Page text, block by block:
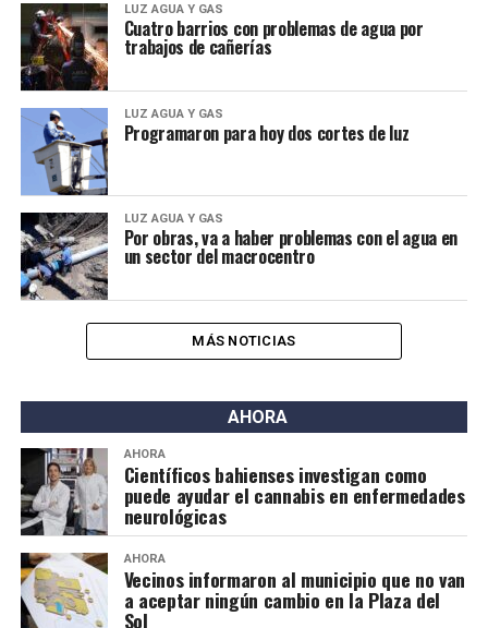
LUZ AGUA Y GAS
Cuatro barrios con problemas de agua por
trabajos de cañerías
LUZ AGUA Y GAS
Programaron para hoy dos cortes de luz
LUZ AGUA Y GAS
Por obras, va a haber problemas con el agua en
un sector del macrocentro
MÁS NOTICIAS
AHORA
AHORA
Científicos bahienses investigan como
puede ayudar el cannabis en enfermedades
neurológicas
AHORA
Vecinos informaron al municipio que no van
a aceptar ningún cambio en la Plaza del
Sol